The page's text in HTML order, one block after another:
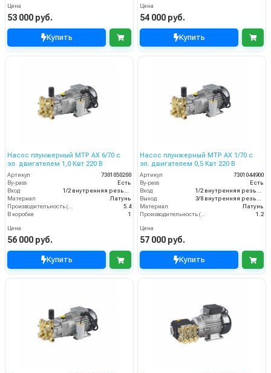
Цена
53 000 руб.
Купить
Цена
54 000 руб.
Купить
Насос плунжерный MTP AX 6/70 с
эл. двигателем 1,0 Квт 220 В
Артикул
7301050200
By-pass
Есть
Вход
1/2 внутренняя резьба
Материал
Латунь
Производительность (л/мин)
5.4
В коробке
1
Цена
56 000 руб.
Купить
Насос плунжерный MTP AX 1/70 с
эл. двигателем 0,5 Квт 220 В
Артикул
7301044900
By-pass
Есть
Вход
1/2 внутренняя резьба
Выход
3/8 внутренняя резьба
Материал
Латунь
Производительность (л/мин)
1.2
Цена
57 000 руб.
Купить